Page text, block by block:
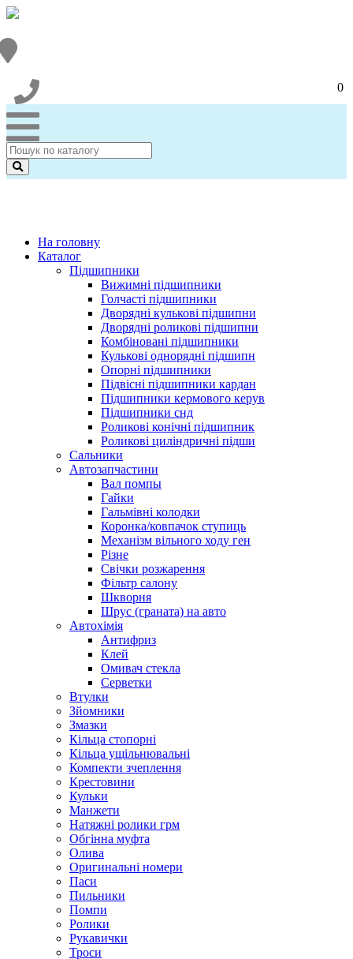
0
На головну
Каталог
Підшипники
Вижимні підшипники
Голчасті підшипники
Дворядні кулькові підшипни
Дворядні роликові підшипни
Комбіновані підшипники
Кулькові однорядні підшипн
Опорні підшипники
Підвісні підшипники кардан
Підшипники кермового керув
Підшипники снд
Роликові конічні підшипник
Роликові циліндричні підши
Сальники
Автозапчастини
Вал помпы
Гайки
Гальмівні колодки
Коронка/ковпачок ступиць
Механізм вільного ходу ген
Різне
Свічки розжарення
Фільтр салону
Шкворня
Шрус (граната) на авто
Автохімія
Антифриз
Клей
Омивач стекла
Серветки
Втулки
Зйомники
Змазки
Кільца стопорні
Кільца ущільнювальні
Компекти зчеплення
Крестовини
Кульки
Манжети
Натяжні ролики грм
Обгінна муфта
Олива
Оригинальні номери
Паси
Пильники
Помпи
Ролики
Рукавички
Троси